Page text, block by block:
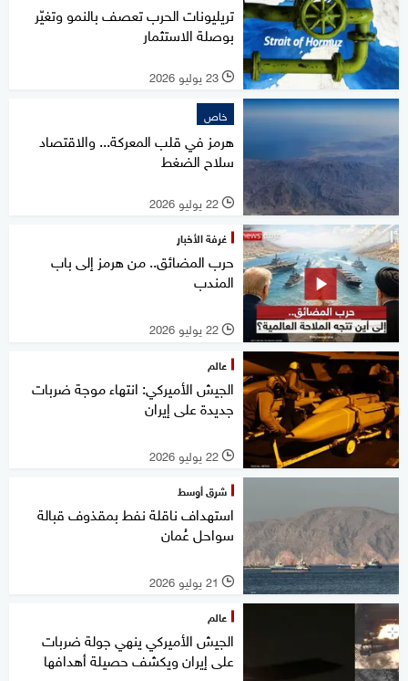
تريليونات الحرب تعصف بالنمو وتغيّر
بوصلة الاستثمار
l 23 يوليو 2026
خاص
هرمز في قلب المعركة... والاقتصاد
سلاح الضغط
l 22 يوليو 2026
غرفة الأخبار
حرب المضائق.. من هرمز إلى باب
المندب
l 22 يوليو 2026
عالم
الجيش الأميركي: انتهاء موجة ضربات
جديدة على إيران
l 22 يوليو 2026
شرق أوسط
استهداف ناقلة نفط بمقذوف قبالة
سواحل عُمان
l 21 يوليو 2026
عالم
الجيش الأميركي ينهي جولة ضربات
على إيران ويكشف حصيلة أهدافها